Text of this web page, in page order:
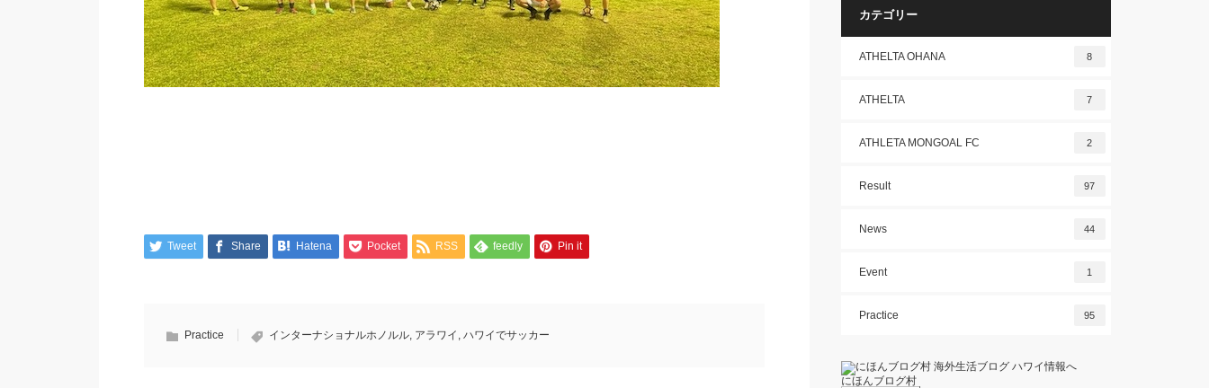
Tweet Share Hatena Pocket RSS feedly Pin it
Practice インターナショナルホノルル, アラワイ , ハワイでサッカー
カテゴリー
ATHELTA OHANA 8
ATHELTA 7
ATHLETA MONGOAL FC 2
Result 97
News 44
Event 1
Practice 95
にほんブログ村